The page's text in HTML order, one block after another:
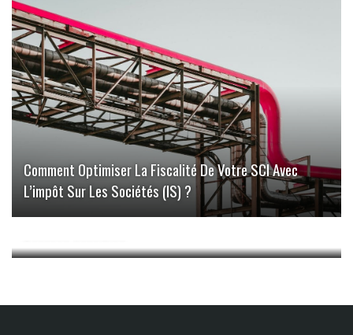
Comment Optimiser La Fiscalité De Votre SCI Avec
L’impôt Sur Les Sociétés (IS) ?
La Lockbox : La Solution De Sécurité Ultime Pour Vos